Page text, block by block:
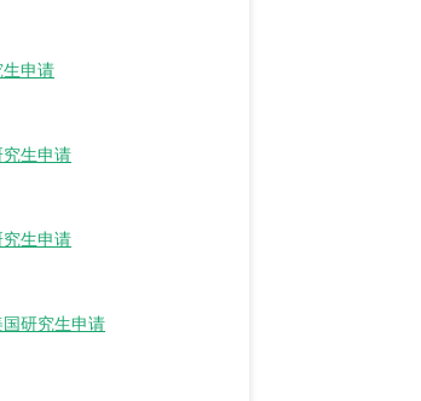
申请
生申请
生申请
研究生申请